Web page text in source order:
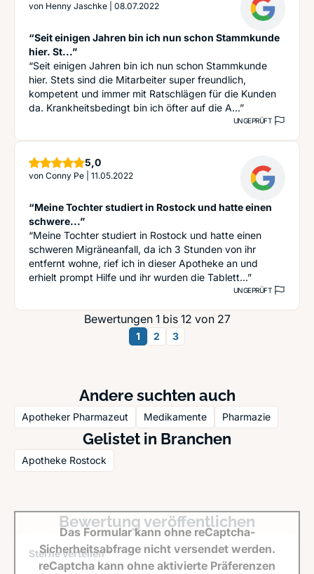
von Henny Jaschke 08.07.2022
“Seit einigen Jahren bin ich nun schon Stammkunde
hier. St...”
“Seit einigen Jahren bin ich nun schon Stammkunde
hier. Stets sind die Mitarbeiter super freundlich,
kompetent und immer mit Ratschlägen für die Kunden
da. Krankheitsbedingt bin ich öfter auf die A...”
UNGEPRÜFT
5,0Sterne
von Conny Pe 11.05.2022
“Meine Tochter studiert in Rostock und hatte einen
schwere...”
“Meine Tochter studiert in Rostock und hatte einen
schweren Migräneanfall, da ich 3 Stunden von ihr
entfernt wohne, rief ich in dieser Apotheke an und
erhielt prompt Hilfe und ihr wurden die Tablett...”
UNGEPRÜFT
Bewertungen 1 bis 12 von 27
1 2 3
Andere suchten auch
Apotheker Pharmazeut Medikamente Pharmazie
Gelistet in Branchen
Apotheke Rostock
Bewertung veröffentlichen
Sterne verteilen *
Das Formular kann ohne reCaptcha-
Sicherheitsabfrage nicht versendet werden.
reCaptcha kann ohne aktivierte Präferenzen